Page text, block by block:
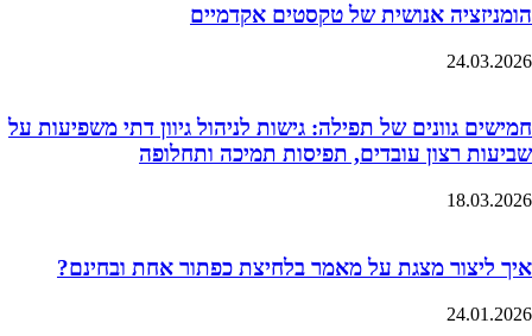
הומניזציה אנושית של טקסטים אקדמיים
24.03.2026
חמישים גוונים של תפילה: גישות לניהול גיוון דתי משפיעות על
שביעות רצון עובדים, תפיסות תמיכה ותחלופה
18.03.2026
איך ליצור מצגת על מאמר בלחיצת כפתור אחת ובחינם?
24.01.2026